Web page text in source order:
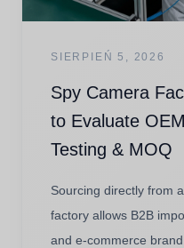
SIERPIEŃ 5, 2026
Spy Camera
to Evaluate
Testing & MOQ
Sourcing directly from
factory allows B2B
and e-commerce